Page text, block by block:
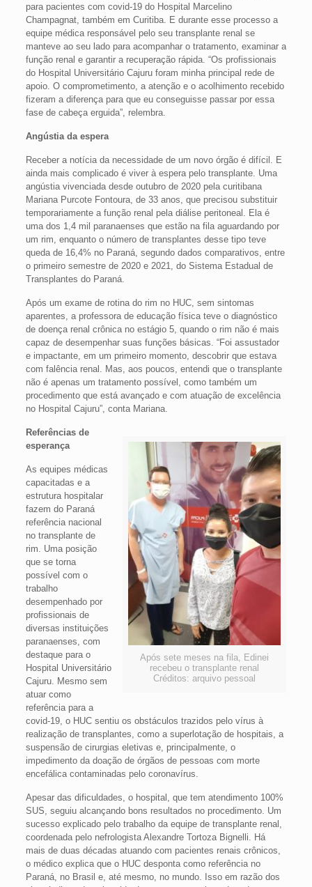
para pacientes com covid-19 do Hospital Marcelino
Champagnat, também em Curitiba. E durante esse processo a
equipe médica responsável pelo seu transplante renal se
manteve ao seu lado para acompanhar o tratamento, examinar a
função renal e garantir a recuperação rápida. “Os profissionais
do Hospital Universitário Cajuru foram minha principal rede de
apoio. O comprometimento, a atenção e o acolhimento recebido
fizeram a diferença para que eu conseguisse passar por essa
fase de cabeça erguida”, relembra.
Angústia da espera
Receber a notícia da necessidade de um novo órgão é difícil. E
ainda mais complicado é viver à espera pelo transplante. Uma
angústia vivenciada desde outubro de 2020 pela curitibana
Mariana Purcote Fontoura, de 33 anos, que precisou substituir
temporariamente a função renal pela diálise peritoneal. Ela é
uma dos 1,4 mil paranaenses que estão na fila aguardando por
um rim, enquanto o número de transplantes desse tipo teve
queda de 16,4% no Paraná, segundo dados comparativos, entre
o primeiro semestre de 2020 e 2021, do Sistema Estadual de
Transplantes do Paraná.
Após um exame de rotina do rim no HUC, sem sintomas
aparentes, a professora de educação física teve o diagnóstico
de doença renal crônica no estágio 5, quando o rim não é mais
capaz de desempenhar suas funções básicas. “Foi assustador
e impactante, em um primeiro momento, descobrir que estava
com falência renal. Mas, aos poucos, entendi que o transplante
não é apenas um tratamento possível, como também um
procedimento que está avançado e com atuação de excelência
no Hospital Cajuru”, conta Mariana.
Após sete meses na fila, Edinei
recebeu o transplante renal
Créditos: arquivo pessoal
Referências de
esperança
As equipes médicas
capacitadas e a
estrutura hospitalar
fazem do Paraná
referência nacional
no transplante de
rim. Uma posição
que se torna
possível com o
trabalho
desempenhado por
profissionais de
diversas instituições
paranaenses, com
destaque para o
Hospital Universitário
Cajuru. Mesmo sem
atuar como
referência para a
covid-19, o HUC sentiu os obstáculos trazidos pelo vírus à
realização de transplantes, como a superlotação de hospitais, a
suspensão de cirurgias eletivas e, principalmente, o
impedimento da doação de órgãos de pessoas com morte
encefálica contaminadas pelo coronavírus.
Apesar das dificuldades, o hospital, que tem atendimento 100%
SUS, seguiu alcançando bons resultados no procedimento. Um
sucesso explicado pelo trabalho da equipe de transplante renal,
coordenada pelo nefrologista Alexandre Tortoza Bignelli. Há
mais de duas décadas atuando com pacientes renais crônicos,
o médico explica que o HUC desponta como referência no
Paraná, no Brasil e, até mesmo, no mundo. Isso em razão dos